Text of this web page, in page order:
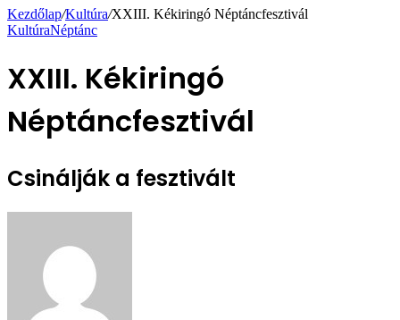
Kezdőlap/Kultúra/XXIII. Kékiringó Néptáncfesztivál
KultúraNéptánc
XXIII. Kékiringó
Néptáncfesztivál
Csinálják a fesztivált